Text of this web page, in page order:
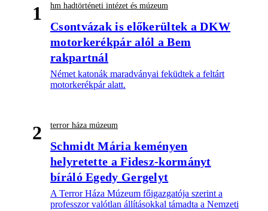
1 hm hadtörténeti intézet és múzeum
Csontvázak is előkerültek a DKW
motorkerékpár alól a Bem
rakpartnál
Német katonák maradványai feküdtek a feltárt
motorkerékpár alatt.
2 terror háza múzeum
Schmidt Mária keményen
helyretette a Fidesz-kormányt
bíráló Egedy Gergelyt
A Terror Háza Múzeum főigazgatója szerint a
professzor valótlan állításokkal támadta a Nemzeti